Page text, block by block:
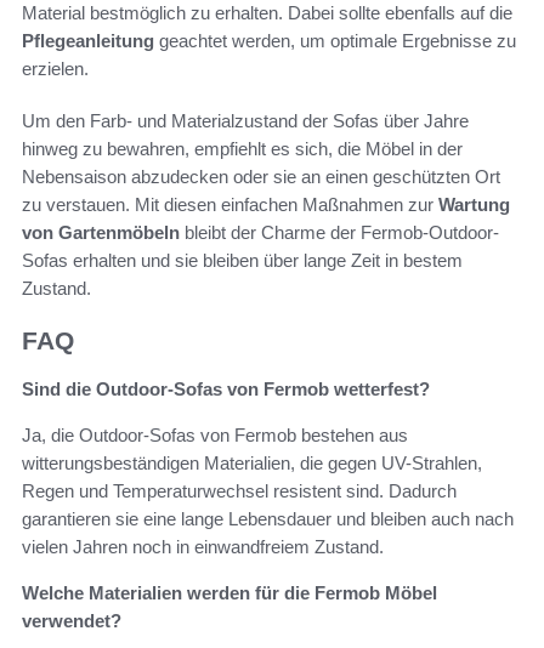
Material bestmöglich zu erhalten. Dabei sollte ebenfalls auf die
Pflegeanleitung geachtet werden, um optimale Ergebnisse zu
erzielen.
Um den Farb- und Materialzustand der Sofas über Jahre
hinweg zu bewahren, empfiehlt es sich, die Möbel in der
Nebensaison abzudecken oder sie an einen geschützten Ort
zu verstauen. Mit diesen einfachen Maßnahmen zur Wartung
von Gartenmöbeln bleibt der Charme der Fermob-Outdoor-
Sofas erhalten und sie bleiben über lange Zeit in bestem
Zustand.
FAQ
Sind die Outdoor-Sofas von Fermob wetterfest?
Ja, die Outdoor-Sofas von Fermob bestehen aus
witterungsbeständigen Materialien, die gegen UV-Strahlen,
Regen und Temperaturwechsel resistent sind. Dadurch
garantieren sie eine lange Lebensdauer und bleiben auch nach
vielen Jahren noch in einwandfreiem Zustand.
Welche Materialien werden für die Fermob Möbel
verwendet?